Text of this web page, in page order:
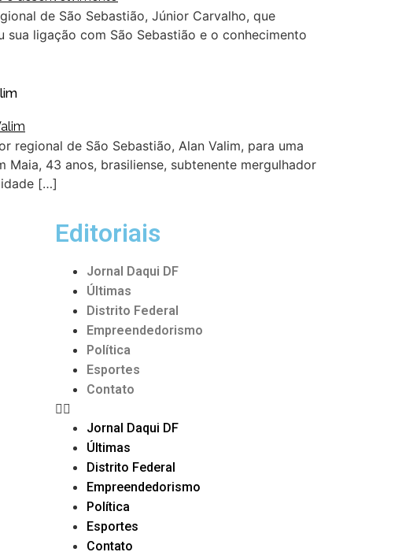
de São Sebastião, Júnior Carvalho, que
ligação com São Sebastião e o conhecimento
regional de São Sebastião, Alan Valim, para uma
Maia, 43 anos, brasiliense, subtenente mergulhador
[…]
Editoriais
Jornal Daqui DF
Últimas
Distrito Federal
Empreendedorismo
Política
Esportes
Contato
Jornal Daqui DF
Últimas
Distrito Federal
Empreendedorismo
Política
Esportes
Contato